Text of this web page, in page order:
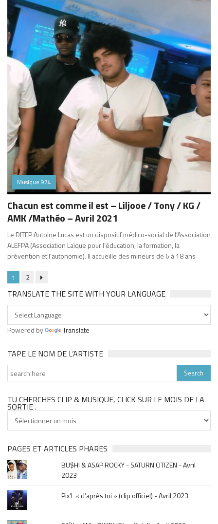
Musique 974
Chacun est comme il est – Liljooe / Tony / KG /
AMK /Mathéo – Avril 2021
Le DITEP Antoine Lucas est un dispositif médico-social de l’Association
ALEFPA (Association Laïque pour l’éducation, la formation, la
prévention et l’autonomie). Il accueille des mineurs de 6 à 18 ans
1 2
TRANSLATE THE SITE WITH YOUR LANGUAGE
Powered by Translate
TAPE LE NOM DE L’ARTISTE
TU CHERCHES CLIP & MUSIQUE, CLICK SUR LE MOIS DE LA
SORTIE .
cherches
&
musique,
click
sur
le
mois
de
PAGES ET ARTICLES PHARES
BU$HI & ASAP ROCKY - SATURN CITIZEN - Avril
2023
Pix’l « d’après toi » (clip officiel) - Avril 2023